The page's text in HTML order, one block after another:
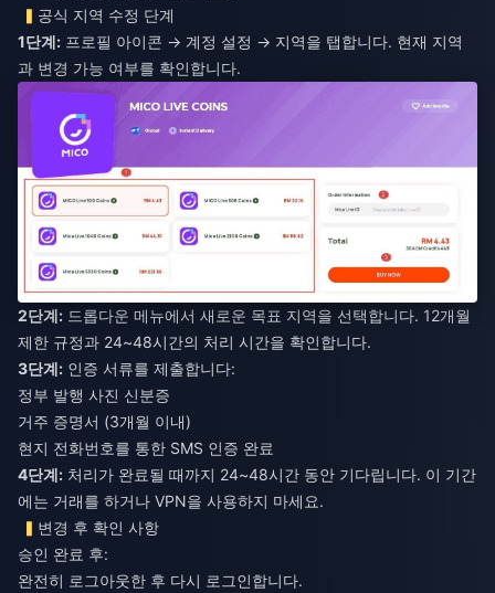
공식 지역 수정 단계
1단계: 프로필 아이콘 → 계정 설정 → 지역을 탭합니다. 현재 지역
과 변경 가능 여부를 확인합니다.
2단계: 드롭다운 메뉴에서 새로운 목표 지역을 선택합니다. 12개월
제한 규정과 24~48시간의 처리 시간을 확인합니다.
3단계: 인증 서류를 제출합니다:
정부 발행 사진 신분증
거주 증명서 (3개월 이내)
현지 전화번호를 통한 SMS 인증 완료
4단계: 처리가 완료될 때까지 24~48시간 동안 기다립니다. 이 기간
에는 거래를 하거나 VPN을 사용하지 마세요.
변경 후 확인 사항
승인 완료 후:
완전히 로그아웃한 후 다시 로그인합니다.